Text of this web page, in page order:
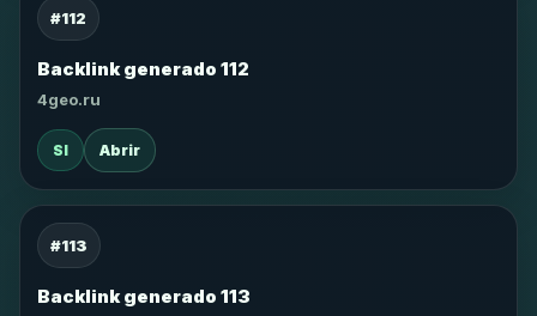
#112
Backlink generado 112
4geo.ru
SI Abrir
#113
Backlink generado 113